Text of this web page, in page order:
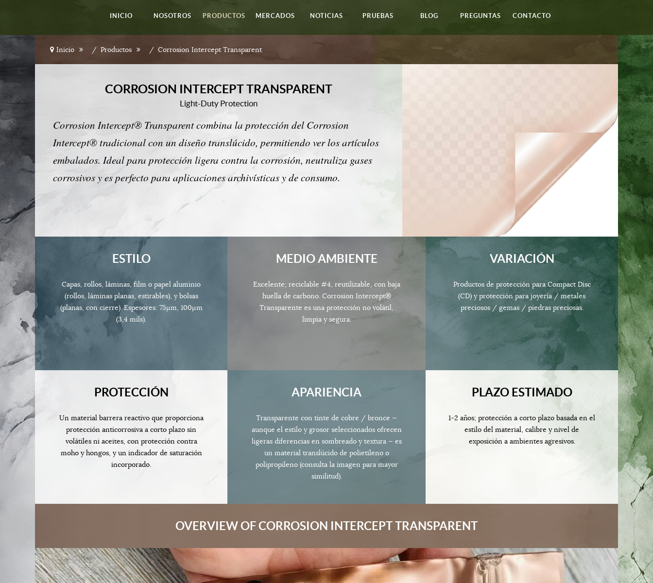
INICIO NOSOTROS PRODUCTOS MERCADOS NOTICIAS PRUEBAS BLOG PREGUNTAS CONTACTO
Inicio Productos Corrosion Intercept Transparent
CORROSION INTERCEPT TRANSPARENT
Light-Duty Protection
Corrosion Intercept® Transparent combina la protección del Corrosion
Intercept® tradicional con un diseño translúcido, permitiendo ver los artículos
embalados. Ideal para protección ligera contra la corrosión, neutraliza gases
corrosivos y es perfecto para aplicaciones archivísticas y de consumo.
ESTILO
Capas, rollos, láminas, film o papel aluminio
(rollos, láminas planas, estirables), y bolsas
(planas, con cierre). Espesores: 75µm, 100µm
(3,4 mils).
PROTECCIÓN
Un material barrera reactivo que proporciona
protección anticorrosiva a corto plazo sin
volátiles ni aceites, con protección contra
moho y hongos, y un indicador de saturación
incorporado.
MEDIO AMBIENTE
Excelente; reciclable #4, reutilizable, con baja
huella de carbono. Corrosion Intercept®
Transparente es una protección no volátil,
limpia y segura.
APARIENCIA
Transparente con tinte de cobre / bronce —
aunque el estilo y grosor seleccionados ofrecen
ligeras diferencias en sombreado y textura — es
un material translúcido de polietileno o
polipropileno (consulta la imagen para mayor
similitud).
VARIACIÓN
Productos de protección para Compact Disc
(CD) y protección para joyería / metales
preciosos / gemas / piedras preciosas.
PLAZO ESTIMADO
1-2 años; protección a corto plazo basada en el
estilo del material, calibre y nivel de
exposición a ambientes agresivos.
OVERVIEW OF CORROSION INTERCEPT TRANSPARENT